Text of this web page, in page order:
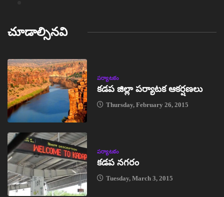
చూడాల్సినవి
పర్యాటకం
కడప జిల్లా పర్యాటక ఆకర్షణలు
Thursday, February 26, 2015
పర్యాటకం
కడప నగరం
Tuesday, March 3, 2015